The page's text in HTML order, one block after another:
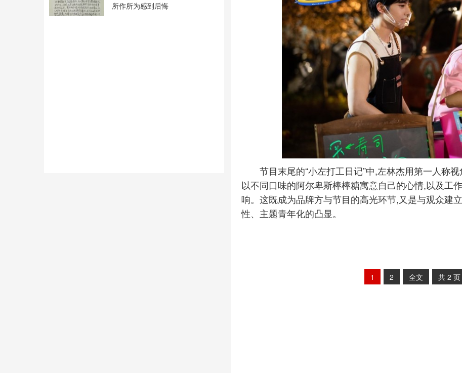
所作所为感到后悔
节目末尾的“小左打工日记”中,左林杰用第一人称
以不同口味的阿尔卑斯棒棒糖寓意自己的心情,以及工
响。这既成为品牌方与节目的高光环节,又是与观众建
性、主题青年化的凸显。
1 2 全文 共 2 页